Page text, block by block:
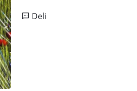
Deli